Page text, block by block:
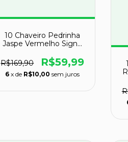
10 Chaveiro Pedrinha
Jaspe Vermelho Signo
R$169,90
R$59,99
6 x de R$10,00 sem juros